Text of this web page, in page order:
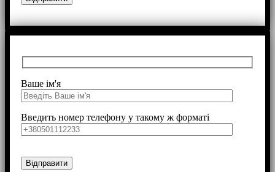
Ваше ім'я
Введить номер телефону у такому ж форматі